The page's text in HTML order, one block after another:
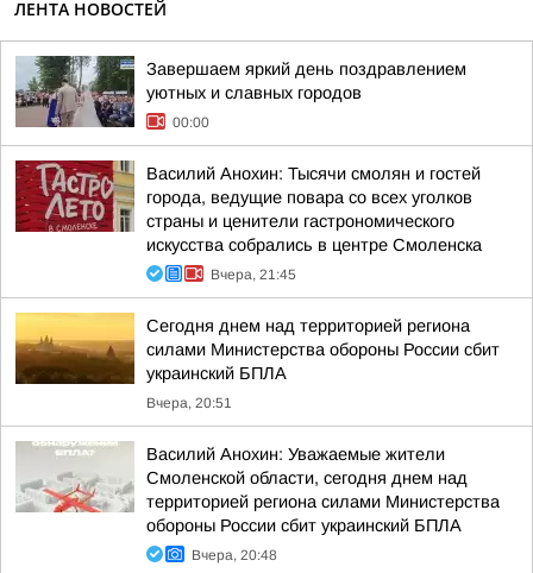
ЛЕНТА НОВОСТЕЙ
Завершаем яркий день поздравлением
уютных и славных городов
00:00
Василий Анохин: Тысячи смолян и гостей
города, ведущие повара со всех уголков
страны и ценители гастрономического
искусства собрались в центре Смоленска
Вчера, 21:45
Сегодня днем над территорией региона
силами Министерства обороны России сбит
украинский БПЛА
Вчера, 20:51
Василий Анохин: Уважаемые жители
Смоленской области, сегодня днем над
территорией региона силами Министерства
обороны России сбит украинский БПЛА
Вчера, 20:48